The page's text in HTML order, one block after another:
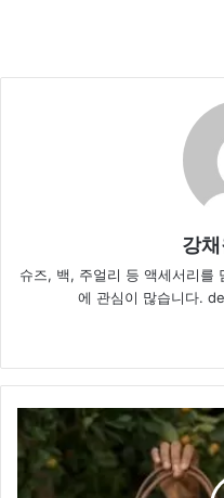
강
슈즈, 백, 주얼리 등 액세서리를
에 관심이 많습니다.
마
이